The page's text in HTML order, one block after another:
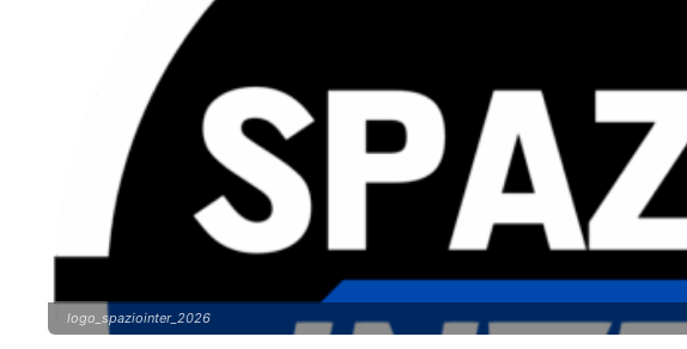
logo_spaziointer_2026